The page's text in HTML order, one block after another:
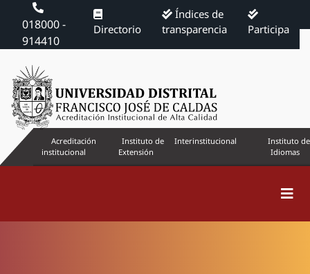
018000 -
914410
Directorio
Índices de
transparencia
Participa
Acreditación
institucional
Instituto de
Extensión
Interinstitucional
Instituto de
Idiomas